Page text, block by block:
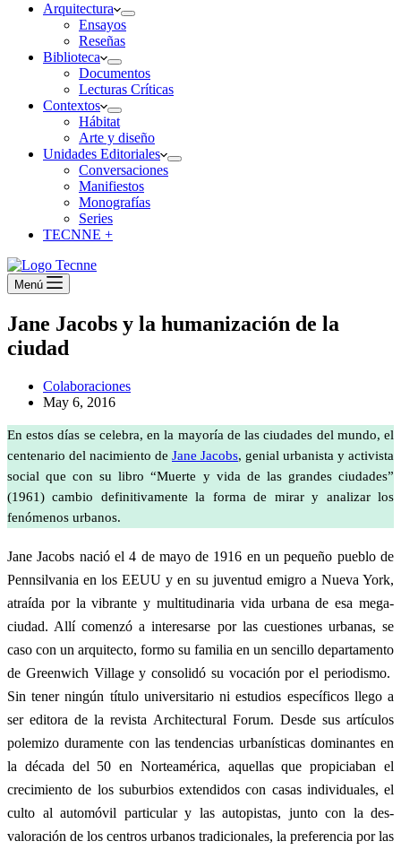
Arquitectura
Ensayos
Reseñas
Biblioteca
Documentos
Lecturas Críticas
Contextos
Hábitat
Arte y diseño
Unidades Editoriales
Conversaciones
Manifiestos
Monografías
Series
TECNNE +
Menú
Jane Jacobs y la humanización de la
ciudad
Colaboraciones
May 6, 2016
En estos días se celebra, en la mayoría de las ciudades del mundo, el
centenario del nacimiento de Jane Jacobs, genial urbanista y activista
social que con su libro “Muerte y vida de las grandes ciudades”
(1961) cambio definitivamente la forma de mirar y analizar los
fenómenos urbanos.
Jane Jacobs nació el 4 de mayo de 1916 en un pequeño pueblo de
Pennsilvania en los EEUU y en su juventud emigro a Nueva York,
atraída por la vibrante y multitudinaria vida urbana de esa mega-
ciudad. Allí comenzó a interesarse por las cuestiones urbanas, se
caso con un arquitecto, formo su familia en un sencillo departamento
de Greenwich Village y consolidó su vocación por el periodismo.
Sin tener ningún título universitario ni estudios específicos llego a
ser editora de la revista Architectural Forum. Desde sus artículos
polemizo duramente con las tendencias urbanísticas dominantes en
la década del 50 en Norteamérica, aquellas que propiciaban el
crecimiento de los suburbios extendidos con casas individuales, el
culto al automóvil particular y las autopistas, junto con la des-
valoración de los centros urbanos tradicionales, la preferencia por las